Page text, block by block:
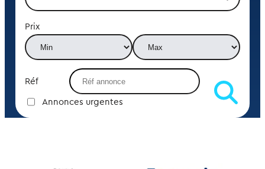
Prix
Réf
Annonces urgentes